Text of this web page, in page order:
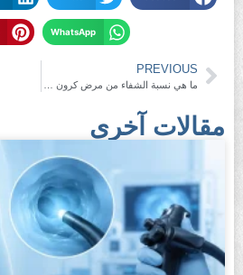
WhatsApp
PREVIOUS
مقالات آخرى